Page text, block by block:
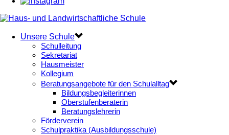
Unsere Schule
Schulleitung
Sekretariat
Hausmeister
Kollegium
Beratungsangebote für den Schulalltag
Bildungsbegleiterinnen
Oberstufenberaterin
Beratungslehrerin
Förderverein
Schulpraktika (Ausbildungsschule)